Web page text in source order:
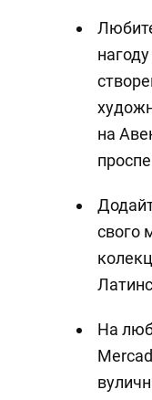
на
свого
На